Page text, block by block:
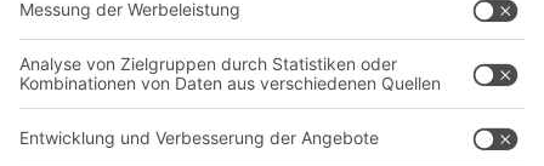
Produktionsstandorte
Karriere